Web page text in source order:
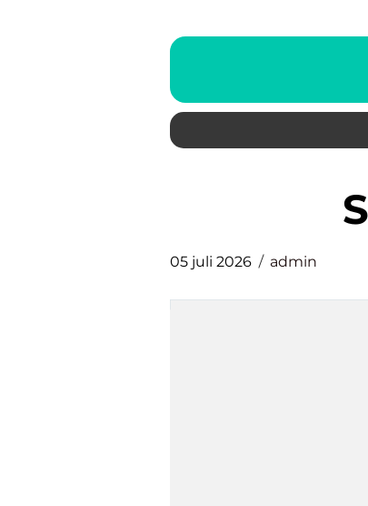
05 juli 2026 admin